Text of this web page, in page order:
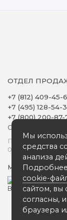
Мы
средства
анализа
cookie-
сайтом, вы
согласны,
браузера
ОТДЕЛ
+7 (812) 409-45-
+7 (495) 128-54-
+7 (800) 200-87-
Обратный звонок
Понедельник -
09:00 - 18:00
Мы в сети
Вся